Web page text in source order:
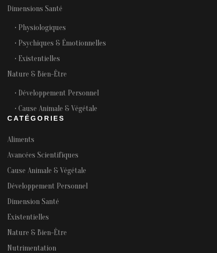
Dimensions Santé
• Physiologiques
• Psychiques & Émotionnelles
• Existentielles
Nature & Bien-Être
• Développement Personnel
• Cause Animale & Végétale
CATÉGORIES
Aliments
Avancées Scientifiques
Cause Animale & Végétale
Développement Personnel
Dimension Santé
Existentielles
Nature & Bien-Être
Nutrimentation